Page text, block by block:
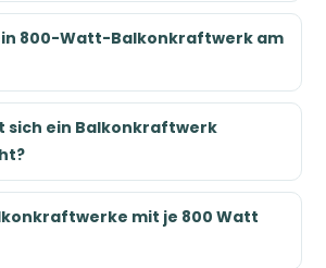
800-Watt-Balkonkraftwerk am
sich ein Balkonkraftwerk
mit je 800 Watt